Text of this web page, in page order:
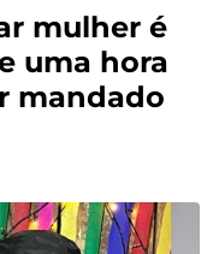
mulher é
uma hora
mandado